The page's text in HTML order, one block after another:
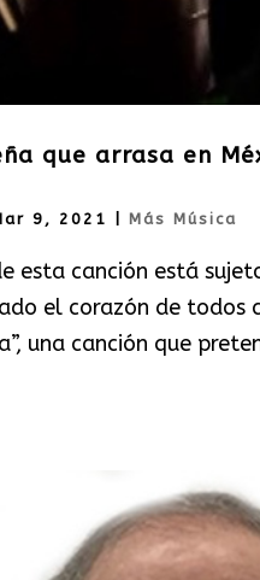
que arrasa en
9, 2021 Más Música
esta canción está
el corazón de todos
una canción que